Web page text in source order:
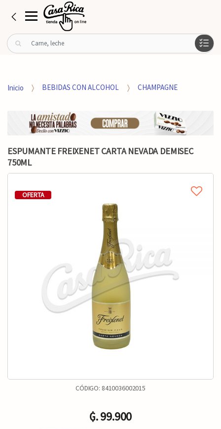
B
u
rInicio BEBIDAS CON ALCOHOL CHAMPAGNE
ESPUMANTE FREIXENET CARTA NEVADA DEMISEC
750ML
OFERTA
CÓDIGO: 8410036002015
₲. 99.900